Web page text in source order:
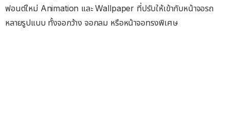
ฟอนต์ใหม่ Animation และ Wallpaper ที่ปรับให้เข้ากับหน้าจอรถ
หลายรูปแบบ ทั้งจอกว้าง จอกลม หรือหน้าจอทรงพิเศษ